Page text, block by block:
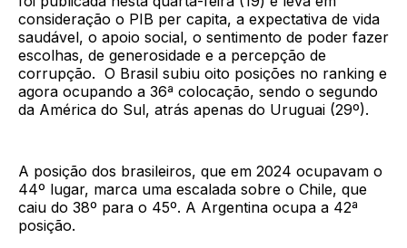
consideração o PIB per capita, a expectativa de vida
saudável, o apoio social, o sentimento de poder fazer
escolhas, de generosidade e a percepção de
corrupção. O Brasil subiu oito posições no ranking e
agora ocupando a 36ª colocação, sendo o segundo
da América do Sul, atrás apenas do Uruguai (29º).
A posição dos brasileiros, que em 2024 ocupavam o
44º lugar, marca uma escalada sobre o Chile, que
caiu do 38º para o 45º. A Argentina ocupa a 42ª
posição.